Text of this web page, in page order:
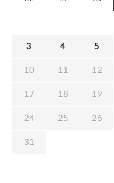
3 4 5
10 11 12
17 18 19
24 25 26
31